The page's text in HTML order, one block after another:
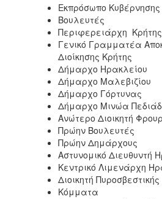
Εκπρόσωπο Κυβέρνησης
Βουλευτές
Περιφερειάρχη Κρήτης
Γενικό Γραμματέα
Διοίκησης Κρήτης
Δήμαρχο Ηρακλείου
Δήμαρχο Μαλεβιζίου
Δήμαρχο Γόρτυνας
Δήμαρχο Μινώα
Ανώτερο Διοικητή
Πρώην Βουλευτές
Πρώην Δημάρχους
Αστυνομικό Διευθυντή
Κεντρικό Λιμενάρχη
Διοικητή
Κόμματα